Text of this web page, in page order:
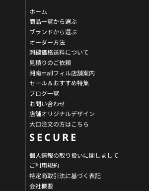
ホーム
商品一覧から選ぶ
ブランドから選ぶ
オーダー方法
刺繍価格送料について
見積りのご依頼
湘南mallフィル店舗案内
セール＆おすすめ特集
ブログ一覧
お問い合わせ
店舗オリジナルデザイン
大口注文の方はこちら
SECURE
個人情報の取り扱いに関しまして
ご利用規約
特定商取引法に基づく表記
会社概要